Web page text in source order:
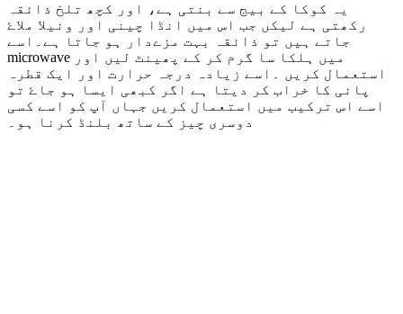
یہ کوکا کے بیج سے بنتی ہے، اور کچھ تلخ ذائقہ
رکھتی ہے لیکں جب اس میں انڈا چینی اور ونیلا ملاۓ
جاتے ہیں تو ذائقہ بہت مزےدار ہو جاتا ہے۔اسے
microwave
استعمال کریں ۔اسے زیادہ درجہ حرارت اور ایک قطرہ
پانی کا خراب کر دیتا ہے اگر کبھی ایسا ہو جاۓ تو
اسے اس ترکیب میں استعمال کریں جہاں آپ کو اسے کسی
دوسری چیز کے ساتھ بلنڈ کرنا ہو۔